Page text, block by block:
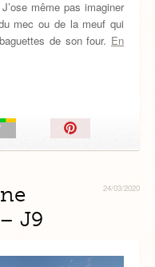
même pas imaginer
mec ou de la meuf qui
de son four. En
Épingler!
24/03/2020
J9